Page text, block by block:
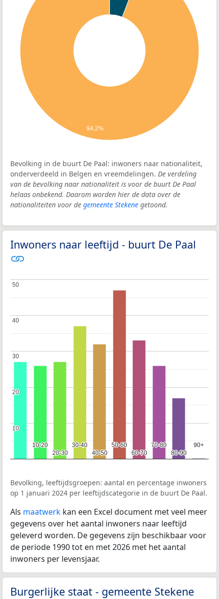
94,2%
Bevolking in de buurt De Paal: inwoners naar nationaliteit,
onderverdeeld in Belgen en vreemdelingen. De verdeling
van de bevolking naar nationaliteit is voor de buurt De Paal
helaas onbekend. Daarom worden hier de data over de
nationaliteiten voor de gemeente Stekene getoond.
Inwoners naar leeftijd - buurt De Paal
10-20
10-20
20-30
20-30
30-40
30-40
40-50
40-50
50-60
50-60
60-70
60-70
70-80
70-80
80-90
80-90
90+
90+
10
10
20
20
30
30
40
40
50
50
Bevolking, leeftijdsgroepen: aantal en percentage inwoners
op 1 januari 2024 per leeftijdscategorie in de buurt De Paal.
Als maatwerk kan een Excel document met veel meer
gegevens over het aantal inwoners naar leeftijd
geleverd worden. De gegevens zijn beschikbaar voor
de periode 1990 tot en met 2026 met het aantal
inwoners per levensjaar.
Burgerlijke staat - gemeente Stekene